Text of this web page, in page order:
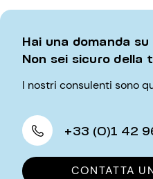
Hai una domanda
Non sei sicuro della
I nostri consulenti sono
+33 (0)1 42
CONTATTA